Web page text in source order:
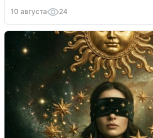
10 августа 24